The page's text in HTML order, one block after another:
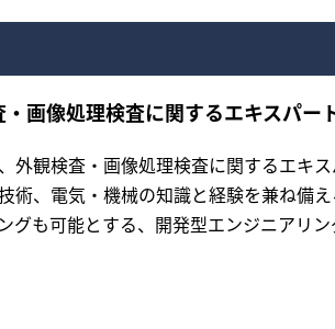
画像処理検査に関するエキスパ
外観検査・画像処理検査に関するエキ
術、電気・機械の知識と経験を兼ね備
グも可能とする、開発型エンジニアリン